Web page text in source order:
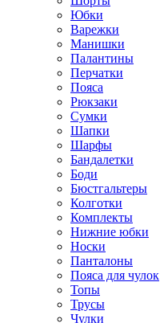
Юбки
Варежки
Манишки
Палантины
Перчатки
Пояса
Рюкзаки
Сумки
Шапки
Шарфы
Бандалетки
Боди
Бюстгальтеры
Колготки
Комплекты
Нижние юбки
Носки
Панталоны
Поясa для чулок
Топы
Трусы
Чулки